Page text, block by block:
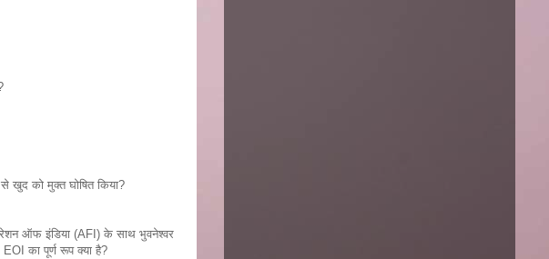
खुद को मुक्त घोषित किया?
ऑफ इंडिया (AFI) के साथ भुवनेश्वर
का पूर्ण रूप क्या है?